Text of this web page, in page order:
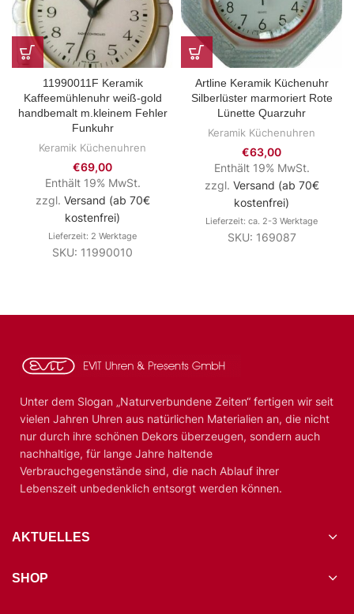
11990011F Keramik
Kaffeemühlenuhr weiß-gold
handbemalt m.kleinem Fehler
Funkuhr
Keramik Küchenuhren
€69,00
Enthält 19% MwSt.
zzgl. Versand (ab 70€
kostenfrei)
Lieferzeit: 2 Werktage
SKU: 11990010
Artline Keramik Küchenuhr
Silberlüster marmoriert Rote
Lünette Quarzuhr
Keramik Küchenuhren
€63,00
Enthält 19% MwSt.
zzgl. Versand (ab 70€
kostenfrei)
Lieferzeit: ca. 2-3 Werktage
SKU: 169087
Unter dem Slogan „Naturverbundene Zeiten“ fertigen wir seit
vielen Jahren Uhren aus natürlichen Materialien an, die nicht
nur durch ihre schönen Dekors überzeugen, sondern auch
nachhaltige, für lange Jahre haltende
Verbrauchgegenstände sind, die nach Ablauf ihrer
Lebenszeit unbedenklich entsorgt werden können.
AKTUELLES
SHOP